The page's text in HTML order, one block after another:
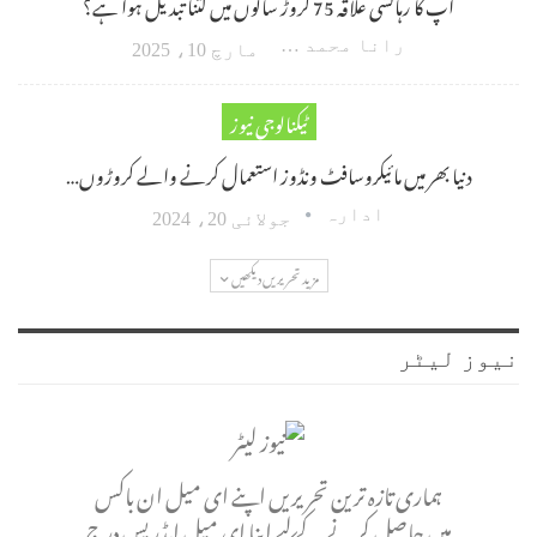
رانا محمد امین اکبر مارچ 10، 2025
ٹیکنالوجی نیوز
دنیا بھر میں مائیکروسافٹ ونڈوز استعمال کرنے والے کروڑوں…
ادارہ جولائی 20، 2024
مزید تحریریں دیکھیں
نیوز لیٹر
ہماری تازہ ترین تحریریں اپنے ای میل ان باکس